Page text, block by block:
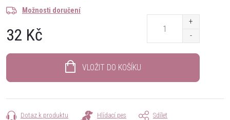
Možnosti doručení
32 Kč
VLOŽIT DO KOŠÍKU
Dotaz k produktu Hlídací pes Sdílet